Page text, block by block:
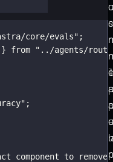
core/evals" ;
} from " ../agents/
" ;
component to
il
è